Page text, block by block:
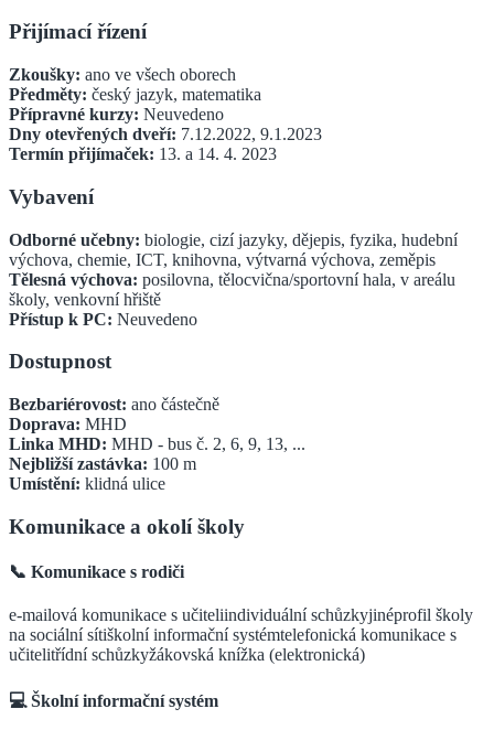
Přijímací řízení
Zkoušky: ano ve všech oborech
Předměty: český jazyk, matematika
Přípravné kurzy: Neuvedeno
Dny otevřených dveří: 7.12.2022, 9.1.2023
Termín přijímaček: 13. a 14. 4. 2023
Vybavení
Odborné učebny: biologie, cizí jazyky, dějepis, fyzika, hudební
výchova, chemie, ICT, knihovna, výtvarná výchova, zeměpis
Tělesná výchova: posilovna, tělocvična/sportovní hala, v areálu
školy, venkovní hřiště
Přístup k PC: Neuvedeno
Dostupnost
Bezbariérovost: ano částečně
Doprava: MHD
Linka MHD: MHD - bus č. 2, 6, 9, 13, ...
Nejbližší zastávka: 100 m
Umístění: klidná ulice
Komunikace a okolí školy
📞 Komunikace s rodiči
e-mailová komunikace s učiteliindividuální schůzkyjinéprofil školy
na sociální sítiškolní informační systémtelefonická komunikace s
učitelitřídní schůzkyžákovská knížka (elektronická)
💻 Školní informační systém